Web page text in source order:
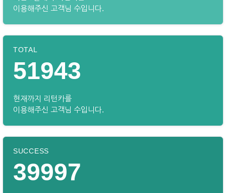
이용해주신 고객님 수입니다.
TOTAL
51943
현재까지 리턴카를
이용해주신 고객님 수입니다.
SUCCESS
39997